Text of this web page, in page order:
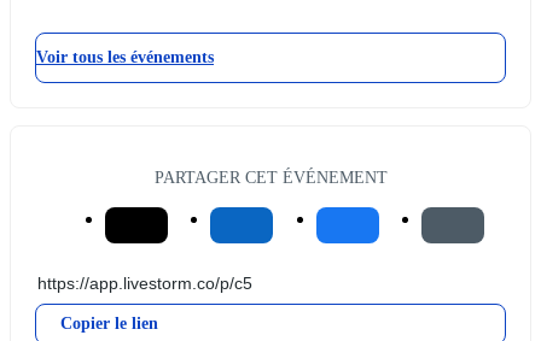
Voir tous les événements
PARTAGER CET ÉVÉNEMENT
Copier le lien